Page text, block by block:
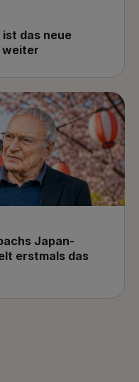
das neue
weiter
Japan-
erstmals das